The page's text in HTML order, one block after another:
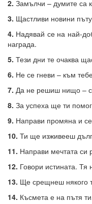
2. Замълчи – думите са
3. Щастливи новини
4. Надявай се на най-
награда.
5. Тези дни те очаква
6. Не се гневи – към
7. Да не решиш нищо –
8. За успеха ще ти
9. Направи промяна и
10. Ти ще изживееш
11. Направи мечтата си
12. Говори истината.
13. Ще срещнеш някого
14. Късмета е на пътя